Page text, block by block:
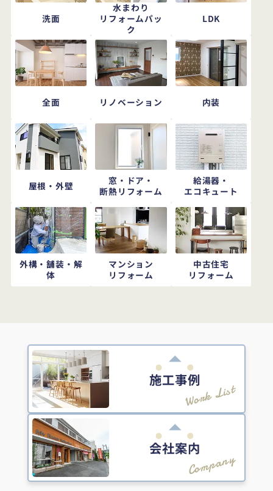
洗面
水まわり
リフォームパッ
ク
LDK
全面 リノベーション 内装
屋根・外壁
窓・ドア・
断熱リフォーム
給湯器・
エコキュート
外構・舗装・解
体
マンション
リフォーム
中古住宅
リフォーム
施工事例
Work List
会社案内
Company